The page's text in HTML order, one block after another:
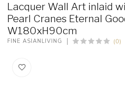
Lacquer Wall Art inlaid
Pearl Cranes Eternal
W180xH90cm
FINE ASIANLIVING (0)